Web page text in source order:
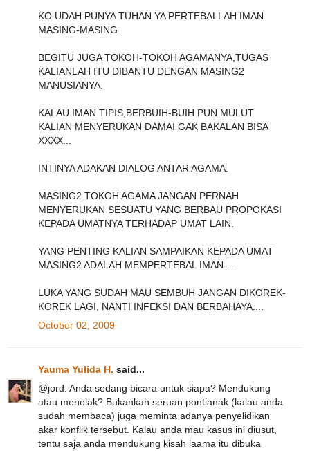
KO UDAH PUNYA TUHAN YA PERTEBALLAH IMAN
MASING-MASING.
BEGITU JUGA TOKOH-TOKOH AGAMANYA,TUGAS
KALIANLAH ITU DIBANTU DENGAN MASING2
MANUSIANYA.
KALAU IMAN TIPIS,BERBUIH-BUIH PUN MULUT
KALIAN MENYERUKAN DAMAI GAK BAKALAN BISA
XXXX...
INTINYA ADAKAN DIALOG ANTAR AGAMA.
MASING2 TOKOH AGAMA JANGAN PERNAH
MENYERUKAN SESUATU YANG BERBAU PROPOKASI
KEPADA UMATNYA TERHADAP UMAT LAIN.
YANG PENTING KALIAN SAMPAIKAN KEPADA UMAT
MASING2 ADALAH MEMPERTEBAL IMAN....
LUKA YANG SUDAH MAU SEMBUH JANGAN DIKOREK-
KOREK LAGI, NANTI INFEKSI DAN BERBAHAYA....
October 02, 2009
Yauma Yulida H. said...
@jord: Anda sedang bicara untuk siapa? Mendukung
atau menolak? Bukankah seruan pontianak (kalau anda
sudah membaca) juga meminta adanya penyelidikan
akar konflik tersebut. Kalau anda mau kasus ini diusut,
tentu saja anda mendukung kisah laama itu dibuka